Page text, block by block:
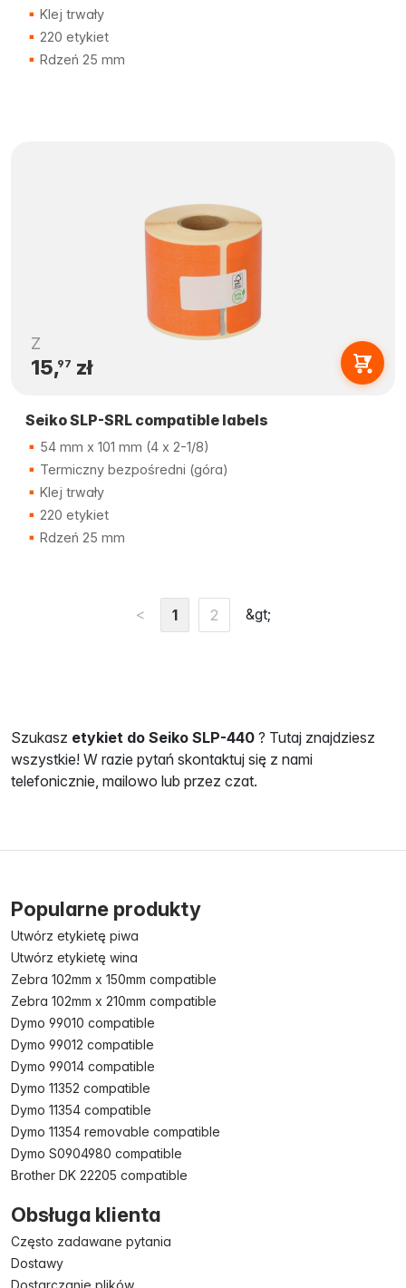
Klej trwały
220 etykiet
Rdzeń 25 mm
Z
15,97 zł
Seiko SLP-SRL compatible labels
54 mm x 101 mm (4 x 2-1/8)
Termiczny bezpośredni (góra)
Klej trwały
220 etykiet
Rdzeń 25 mm
< 1 2 &gt;
Szukasz etykiet do Seiko SLP-440 ? Tutaj znajdziesz
wszystkie! W razie pytań skontaktuj się z nami
telefonicznie, mailowo lub przez czat.
Popularne produkty
Utwórz etykietę piwa
Utwórz etykietę wina
Zebra 102mm x 150mm compatible
Zebra 102mm x 210mm compatible
Dymo 99010 compatible
Dymo 99012 compatible
Dymo 99014 compatible
Dymo 11352 compatible
Dymo 11354 compatible
Dymo 11354 removable compatible
Dymo S0904980 compatible
Brother DK 22205 compatible
Obsługa klienta
Często zadawane pytania
Dostawy
Dostarczanie plików